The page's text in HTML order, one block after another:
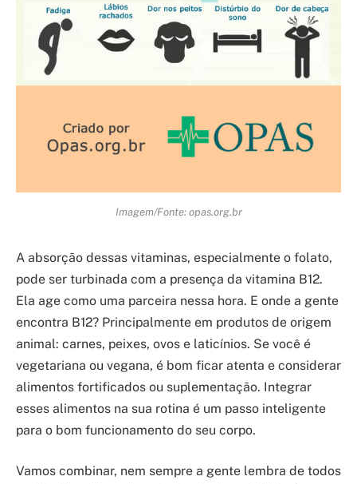
Imagem/Fonte: opas.org.br
A absorção dessas vitaminas, especialmente o folato,
pode ser turbinada com a presença da vitamina B12.
Ela age como uma parceira nessa hora. E onde a gente
encontra B12? Principalmente em produtos de origem
animal: carnes, peixes, ovos e laticínios. Se você é
vegetariana ou vegana, é bom ficar atenta e considerar
alimentos fortificados ou suplementação. Integrar
esses alimentos na sua rotina é um passo inteligente
para o bom funcionamento do seu corpo.
Vamos combinar, nem sempre a gente lembra de todos